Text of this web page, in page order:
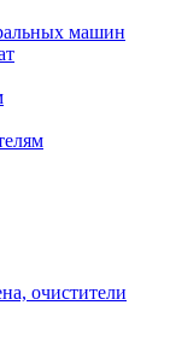
машин
очистители